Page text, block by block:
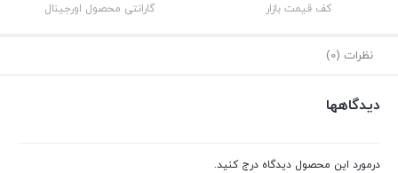
کف قیمت بازار گارانتی محصول اورجینال
نظرات (0)
دیدگاهها
درمورد این محصول دیدگاه درج کنید.